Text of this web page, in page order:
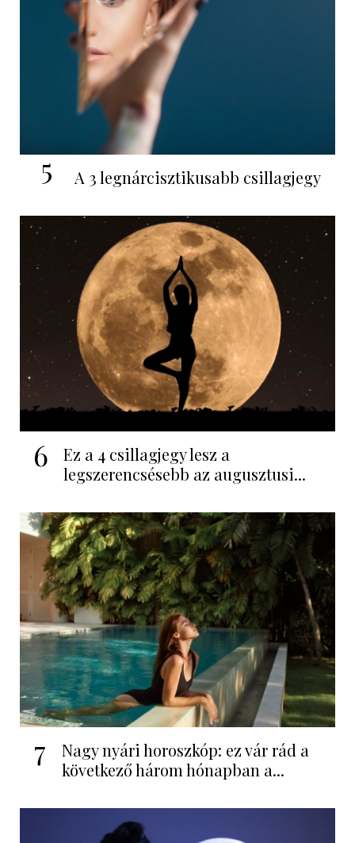
5 A 3 legnárcisztikusabb csillagjegy
6
Ez a 4 csillagjegy lesz a
legszerencsésebb az augusztusi...
7
Nagy nyári horoszkóp: ez vár rád a
következő három hónapban a...